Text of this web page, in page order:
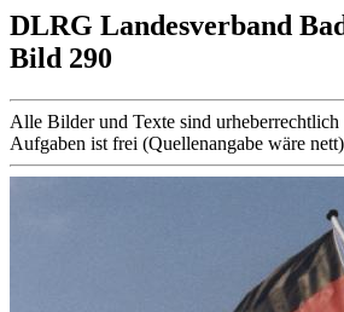
DLRG Landesverband
Bild 290
Alle Bilder und Texte sind
Aufgaben ist frei (Quellenangabe wäre